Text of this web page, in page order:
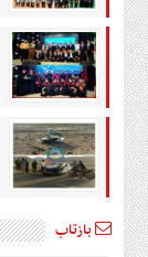
ما
ارتباط
با
ما
چند
رسانه
شهرستان
راور
بازتاب